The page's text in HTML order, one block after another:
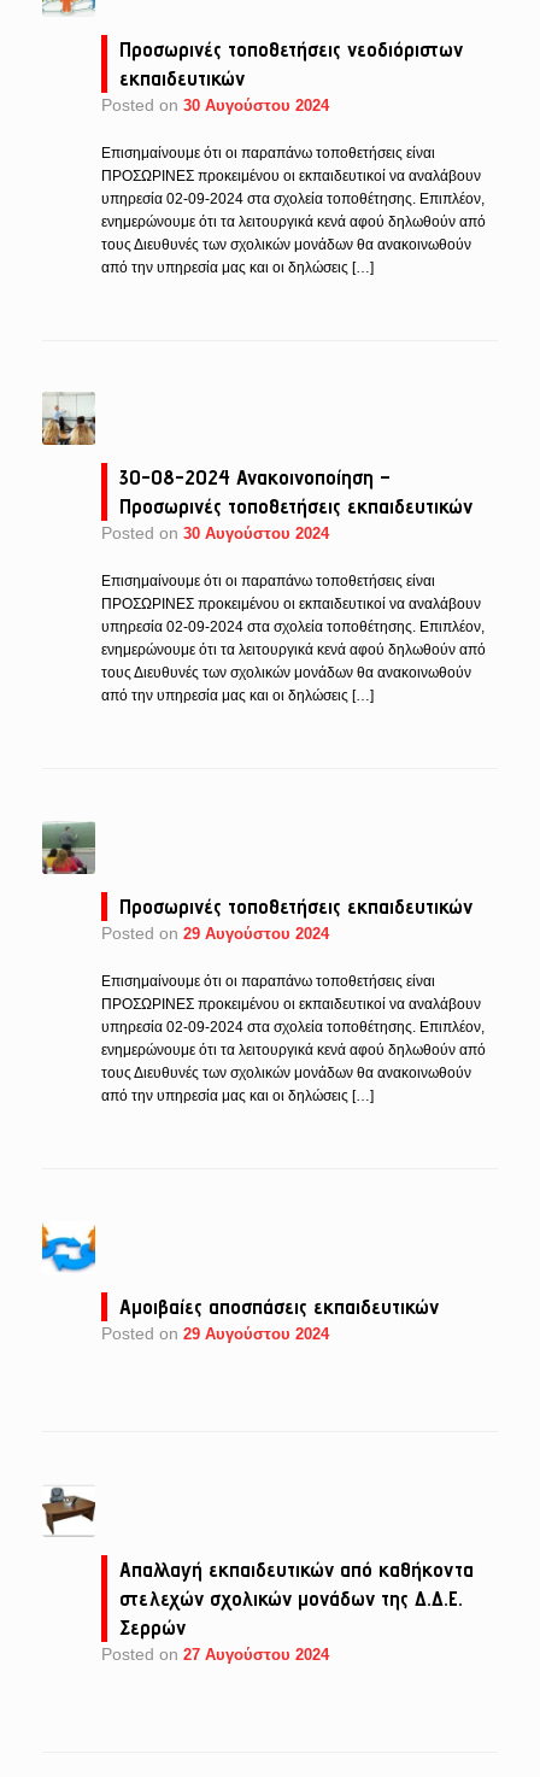
Προσωρινές τοποθετήσεις νεοδιόριστων
εκπαιδευτικών
Posted on 30 Αυγούστου 2024
Επισημαίνουμε ότι οι παραπάνω τοποθετήσεις είναι
ΠΡΟΣΩΡΙΝΕΣ προκειμένου οι εκπαιδευτικοί να αναλάβουν
υπηρεσία 02-09-2024 στα σχολεία τοποθέτησης. Επιπλέον,
ενημερώνουμε ότι τα λειτουργικά κενά αφού δηλωθούν από
τους Διευθυνές των σχολικών μονάδων θα ανακοινωθούν
από την υπηρεσία μας και οι δηλώσεις […]
30-08-2024 Ανακοινοποίηση –
Προσωρινές τοποθετήσεις εκπαιδευτικών
Posted on 30 Αυγούστου 2024
Επισημαίνουμε ότι οι παραπάνω τοποθετήσεις είναι
ΠΡΟΣΩΡΙΝΕΣ προκειμένου οι εκπαιδευτικοί να αναλάβουν
υπηρεσία 02-09-2024 στα σχολεία τοποθέτησης. Επιπλέον,
ενημερώνουμε ότι τα λειτουργικά κενά αφού δηλωθούν από
τους Διευθυνές των σχολικών μονάδων θα ανακοινωθούν
από την υπηρεσία μας και οι δηλώσεις […]
Προσωρινές τοποθετήσεις εκπαιδευτικών
Posted on 29 Αυγούστου 2024
Επισημαίνουμε ότι οι παραπάνω τοποθετήσεις είναι
ΠΡΟΣΩΡΙΝΕΣ προκειμένου οι εκπαιδευτικοί να αναλάβουν
υπηρεσία 02-09-2024 στα σχολεία τοποθέτησης. Επιπλέον,
ενημερώνουμε ότι τα λειτουργικά κενά αφού δηλωθούν από
τους Διευθυνές των σχολικών μονάδων θα ανακοινωθούν
από την υπηρεσία μας και οι δηλώσεις […]
Αμοιβαίες αποσπάσεις εκπαιδευτικών
Posted on 29 Αυγούστου 2024
Απαλλαγή εκπαιδευτικών από καθήκοντα
στελεχών σχολικών μονάδων της Δ.Δ.Ε.
Σερρών
Posted on 27 Αυγούστου 2024